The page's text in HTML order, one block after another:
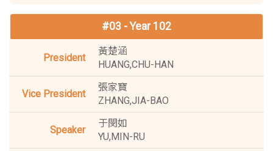
#03 - Year 102
黃楚涵
HUANG,CHU-HAN
張家寶
ZHANG,JIA-BAO
于閔如
YU,MIN-RU